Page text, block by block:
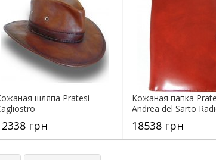
шляпа Pratesi
грн
Кожаная папка
Andrea del Sarto
18538 грн